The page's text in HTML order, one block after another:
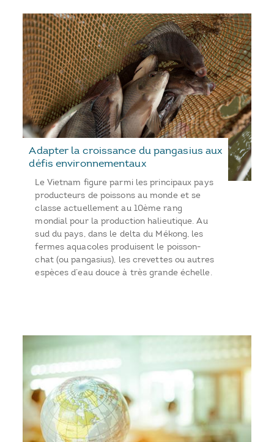
Adapter la croissance du pangasius aux
défis environnementaux
Le Vietnam figure parmi les principaux pays
producteurs de poissons au monde et se
classe actuellement au 10ème rang
mondial pour la production halieutique. Au
sud du pays, dans le delta du Mékong, les
fermes aquacoles produisent le poisson-
chat (ou pangasius), les crevettes ou autres
espèces d’eau douce à très grande échelle.